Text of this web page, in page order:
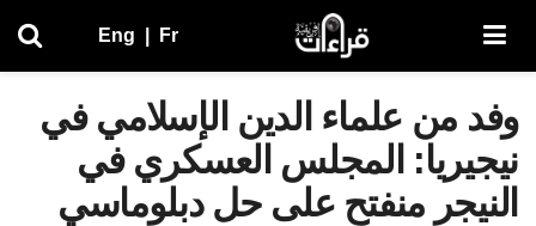
Eng Fr
وفد من علماء الدين الإسلامي في
نيجيريا: المجلس العسكري في
النيجر منفتح على حل دبلوماسي